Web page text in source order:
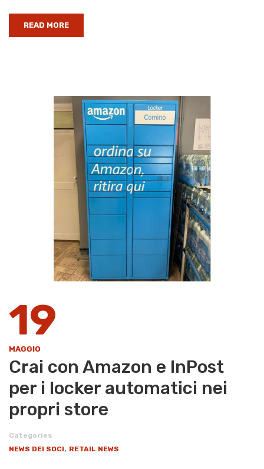
READ MORE
19
MAGGIO
Crai con Amazon e InPost
per i locker automatici nei
propri store
Categories
NEWS DEI SOCI, RETAIL NEWS